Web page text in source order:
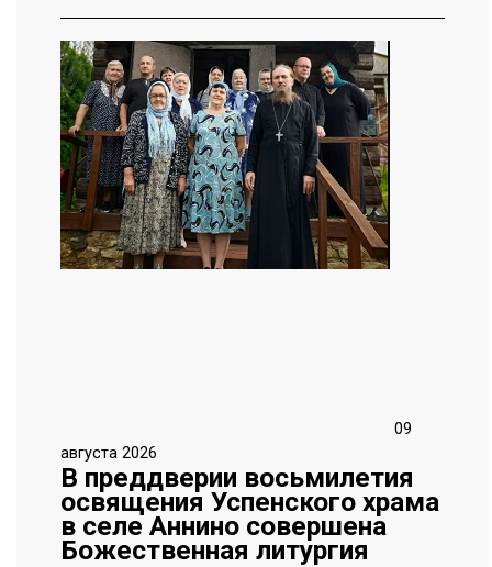
09
августа 2026
В преддверии восьмилетия
освящения Успенского храма
в селе Аннино совершена
Божественная литургия